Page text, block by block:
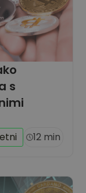
s
12 min